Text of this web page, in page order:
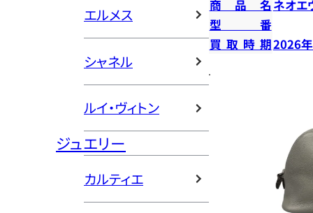
エルメス
シャネル
ルイ・ヴィトン
ジュエリー
カルティエ
商品名 ネオエ
型番
買取時期2026